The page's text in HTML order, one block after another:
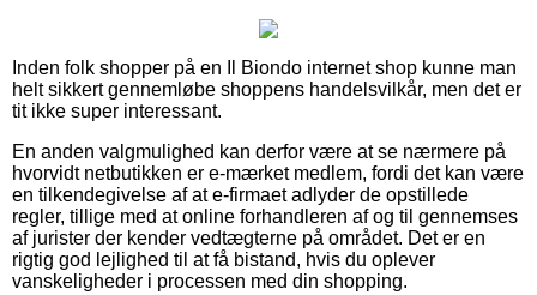
Inden folk shopper på en Il Biondo internet shop kunne man
helt sikkert gennemløbe shoppens handelsvilkår, men det er
tit ikke super interessant.
En anden valgmulighed kan derfor være at se nærmere på
hvorvidt netbutikken er e-mærket medlem, fordi det kan være
en tilkendegivelse af at e-firmaet adlyder de opstillede
regler, tillige med at online forhandleren af og til gennemses
af jurister der kender vedtægterne på området. Det er en
rigtig god lejlighed til at få bistand, hvis du oplever
vanskeligheder i processen med din shopping.